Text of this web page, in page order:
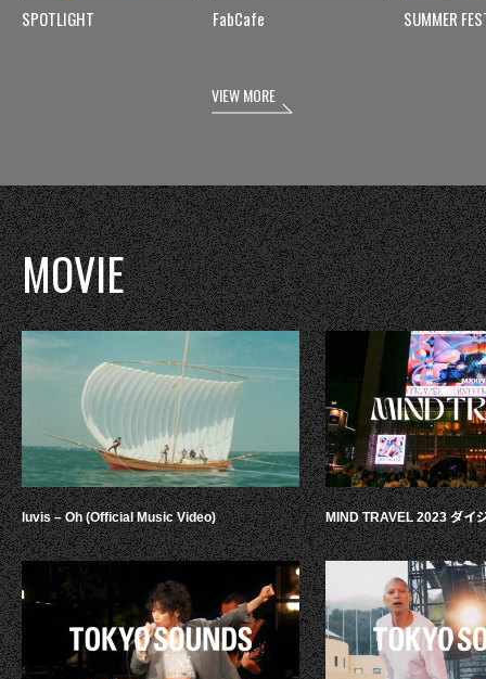
SPOTLIGHT FabCafe SUMMER
VIEW MORE
MOVIE
luvis – Oh (Official Music Video) MIND TRAVEL 2023 ダイ